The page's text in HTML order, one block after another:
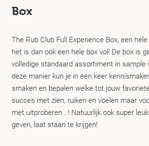
Box
The Rub Club Full Experience Box, een
het is dan ook een hele box vol! De box is
volledige standaard assortiment in sample
deze manier kun je in één keer
smaken en bepalen welke tot jouw
succes met zien, ruiken en voelen maar
met uitproberen ..! Natuurlijk ook super
geven, laat staan te krijgen!